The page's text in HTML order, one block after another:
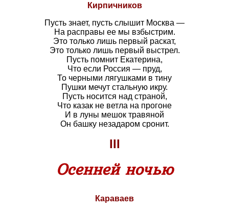
Кирпичников
Пусть знает, пусть слышит Москва —
На расправы ее мы взбыстрим.
Это только лишь первый раскат,
Это только лишь первый выстрел.
Пусть помнит Екатерина,
Что если Россия — пруд,
То черными лягушками в тину
Пушки мечут стальную икру.
Пусть носится над страной,
Что казак не ветла на прогоне
И в луны мешок травяной
Он башку незадаром сронит.
III
Осенней ночью
Караваев